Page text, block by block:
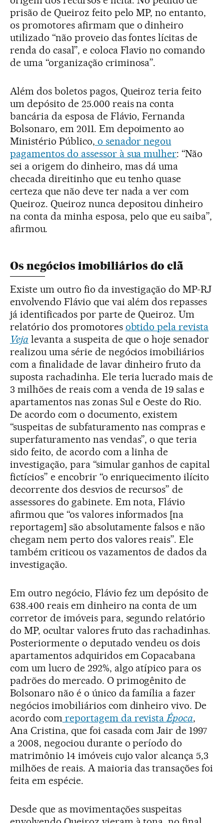
prisão de Queiroz feito pelo MP, no entanto,
os promotores afirmam que o dinheiro
utilizado “não proveio das fontes lícitas de
renda do casal”, e coloca Flavio no comando
de uma “organização criminosa”.
Além dos boletos pagos, Queiroz teria feito
um depósito de 25.000 reais na conta
bancária da esposa de Flávio, Fernanda
Bolsonaro, em 2011. Em depoimento ao
Ministério Público, o senador negou
pagamentos do assessor à sua mulher: “Não
sei a origem do dinheiro, mas dá uma
checada direitinho que eu tenho quase
certeza que não deve ter nada a ver com
Queiroz. Queiroz nunca depositou dinheiro
na conta da minha esposa, pelo que eu saiba”,
afirmou.
Os negócios imobiliários do clã
Existe um outro fio da investigação do MP-RJ
envolvendo Flávio que vai além dos repasses
já identificados por parte de Queiroz. Um
relatório dos promotores obtido pela revista
Veja levanta a suspeita de que o hoje senador
realizou uma série de negócios imobiliários
com a finalidade de lavar dinheiro fruto da
suposta rachadinha. Ele teria lucrado mais de
3 milhões de reais com a venda de 19 salas e
apartamentos nas zonas Sul e Oeste do Rio.
De acordo com o documento, existem
“suspeitas de subfaturamento nas compras e
superfaturamento nas vendas”, o que teria
sido feito, de acordo com a linha de
investigação, para “simular ganhos de capital
fictícios” e encobrir “o enriquecimento ilícito
decorrente dos desvios de recursos” de
assessores do gabinete. Em nota, Flávio
afirmou que “os valores informados [na
reportagem] são absolutamente falsos e não
chegam nem perto dos valores reais”. Ele
também criticou os vazamentos de dados da
investigação.
Em outro negócio, Flávio fez um depósito de
638.400 reais em dinheiro na conta de um
corretor de imóveis para, segundo relatório
do MP, ocultar valores fruto das rachadinhas.
Posteriormente o deputado vendeu os dois
apartamentos adquiridos em Copacabana
com um lucro de 292%, algo atípico para os
padrões do mercado. O primogênito de
Bolsonaro não é o único da família a fazer
negócios imobiliários com dinheiro vivo. De
acordo comreportagem da revistaÉpoca,
Ana Cristina, que foi casada com Jair de 1997
a 2008, negociou durante o período do
matrimônio 14 imóveis cujo valor alcança 5,3
milhões de reais. A maioria das transações foi
feita em espécie.
Desde que as movimentações suspeitas